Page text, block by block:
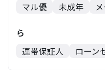
マル優
未成年
ら
連帯保証人
ローン